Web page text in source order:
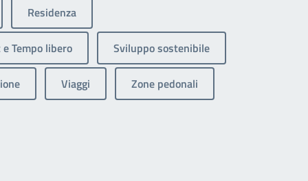
Residenza
Tempo libero Sviluppo sostenibile
Viaggi Zone pedonali